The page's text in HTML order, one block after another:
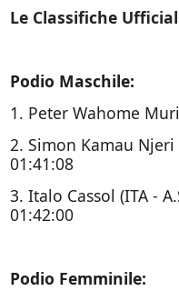
Le Classifiche
Podio Maschile:
1. Peter Wahome
2. Simon Kamau Njeri
01:41:08
3. Italo Cassol (ITA -
01:42:00
Podio Femminile: